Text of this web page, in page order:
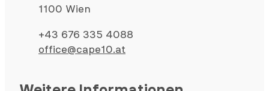
1100 Wien
+43 676 335 4088
office@cape10.at